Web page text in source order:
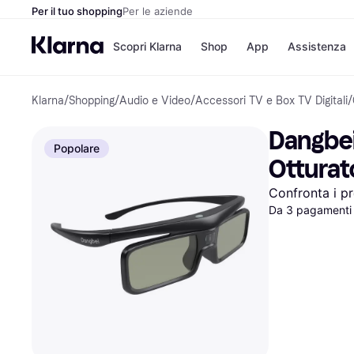
Per il tuo shoppingPer le aziende
Scopri Klarna
Opzioni di
Paga ora
Paga in 3 rate
Paga dopo 30 giorni
Finanziamento
Shop
Negozi
Unieuro
Media
eBay
Zalando
App Assistenza
Klarna/Shopping/Audio e Video/Accessori TV e Box TV Digitali/
Popolare
Confronta i
Da 3